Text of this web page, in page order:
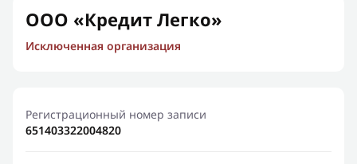
Новости
Финансовое просвещение
ООО «Кредит Легко»
Исключенная организация
Регистрационный номер записи
651403322004820
Мы свяжемся с Вами в ближайшее время и сообщим
результат
Отправить новый запрос